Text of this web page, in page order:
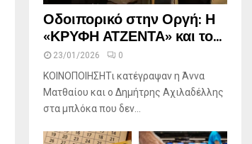
Οδοιπορικό στην Οργή: Η
«ΚΡΥΦΗ ΑΤΖΕΝΤΑ» και το...
23/01/2026 0
ΚΟΙΝΟΠΟΙΗΣΗΤι κατέγραψαν η Άννα
Ματθαίου και ο Δημήτρης Αχιλαδέλλης
στα μπλόκα που δεν...